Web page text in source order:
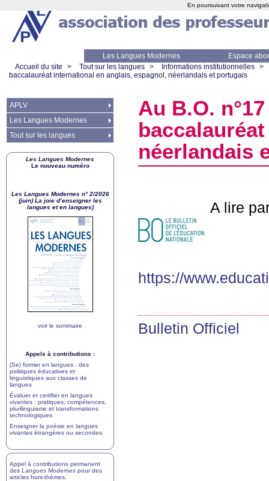
Les Langues Modernes
Espace
Accueil du site
> Tout sur les langues > Informations institutionnelles >
baccalauréat international en anglais, espagnol, néerlandais et portugais
Au B.O.
néerlandais
A lire
https://
Bulletin Officiel
APLV
Les Langues Modernes
Tout sur les langues
Les Langues Modernes
Le nouveau numéro
Les Langues Modernes n° 2/2026
(juin) La joie d’enseigner les
langues et en langues)
voir le sommaire
Appels à contributions :
(Se) former en langues : des
politiques éducatives et
linguistiques aux classes de
langues
Évaluer et certifier en langues
vivantes : pratiques, compétences,
plurilinguisme et transformations
technologiques
Enseigner la poésie en langues
vivantes étrangères ou secondes
Appel à contributions permanent
des Langues Modernes pour des
articles hors-thèmes
En poursuivant votre